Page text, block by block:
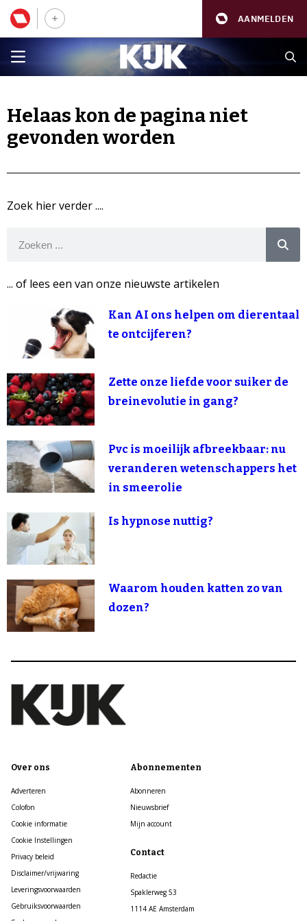
AANMELDEN
Helaas kon de pagina niet
gevonden worden
Zoek hier verder ....
... of lees een van onze nieuwste artikelen
Kan AI ons helpen om dierentaal
te ontcijferen?
Zette onze liefde voor suiker de
breinevolutie in gang?
Pvc is moeilijk afbreekbaar: nu
veranderen wetenschappers het
in smeerolie
Is hypnose nuttig?
Waarom houden katten zo van
dozen?
Over ons
Adverteren
Colofon
Cookie informatie
Cookie Instellingen
Privacy beleid
Disclaimer/vrijwaring
Leveringsvoorwaarden
Gebruiksvoorwaarden
Abonnementen
Abonneren
Nieuwsbrief
Mijn account
Contact
Redactie
Spaklerweg 53
1114 AE Amsterdam